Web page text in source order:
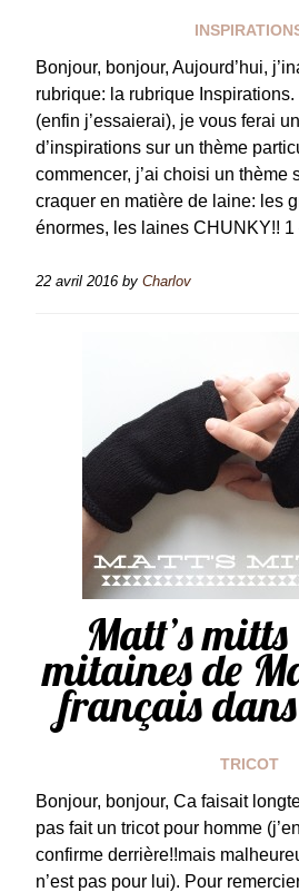
Bonjour, bonjour, Aujourd’hui,
rubrique: la rubrique
(enfin j’essaierai), je vous ferai
d’inspirations sur un thème
commencer, j’ai choisi un thème
craquer en matière de laine: les
énormes, les laines CHUNKY!!
22 avril 2016 by Charlov
Matt’s
mitaines de
français
TRICOT
Bonjour, bonjour, Ca faisait
pas fait un tricot pour homme
confirme derrière!!mais
n’est pas pour lui). Pour